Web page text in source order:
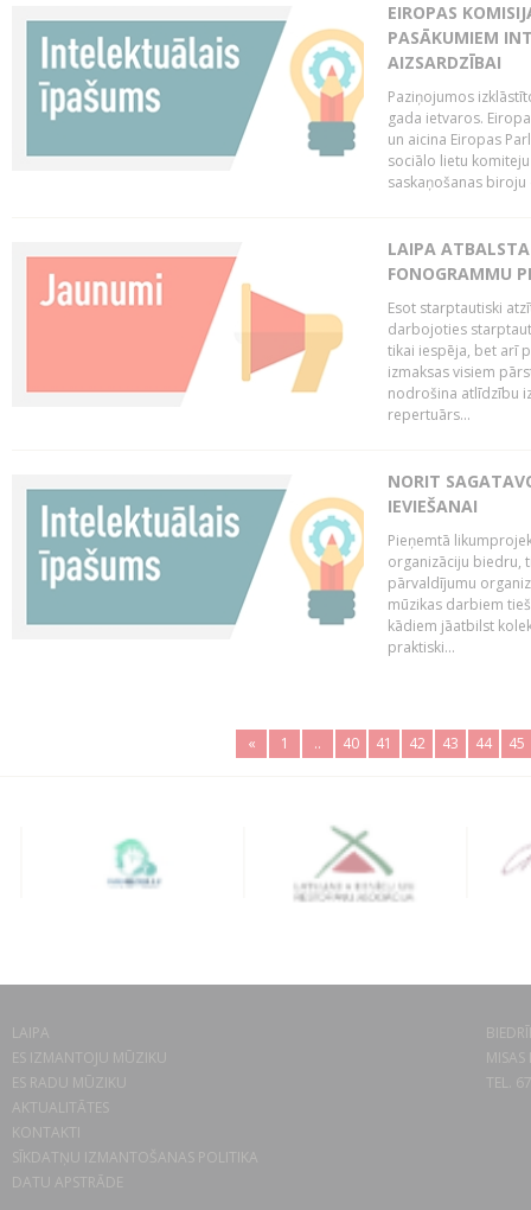
EIROPAS
PASĀKUMIEM
AIZSARDZĪBAI
Paziņojumos
gada ietvaros.
un aicina Eiropas
sociālo lietu
saskaņošanas biroju
LAIPA
FONOGRAMMU
Esot starptautiski
darbojoties
tikai iespēja, bet arī
izmaksas visiem
nodrošina atlīdzību
repertuārs...
NORIT
IEVIEŠANAI
Pieņemtā
organizāciju biedru,
pārvaldījumu
mūzikas darbiem
kādiem jāatbilst
praktiski...
« 1 .. 40 41 42 43 44 45
LAIPA
ES IZMANTOJU MŪZIKU
ES RADU MŪZIKU
AKTUALITĀTES
KONTAKTI
SĪKDATŅU IZMANTOŠANAS POLITIKA
DATU APSTRĀDE
TEL.